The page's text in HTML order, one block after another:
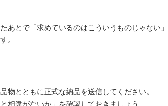
あとで「求めているのはこういうものじゃない」
。
物とともに正式な納品を送信してください。
相違がないか」を確認しておきましょう。